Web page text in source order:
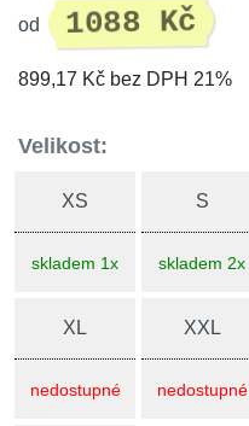
od 1088 Kč
899,17 Kč bez DPH 21%
Velikost:
XS
skladem 1x
S
skladem 2x
XL
nedostupné
XXL
nedostupné